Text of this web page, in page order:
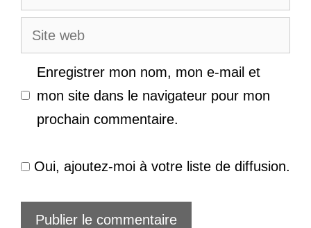
mail
Site
web
Enregistrer mon nom, mon e-mail et
mon site dans le navigateur pour mon
prochain commentaire.
Oui, ajoutez-moi à votre liste de diffusion.